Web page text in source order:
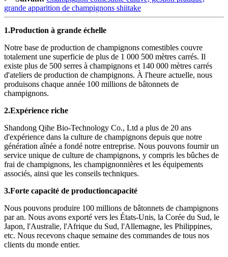
grande apparition de champignons shiitake
1.Production à grande échelle
Notre base de production de champignons comestibles couvre
totalement une superficie de plus de 1 000 500 mètres carrés. Il
existe plus de 500 serres à champignons et 140 000 mètres carrés
d'ateliers de production de champignons. À l'heure actuelle, nous
produisons chaque année 100 millions de bâtonnets de
champignons.
2.Expérience riche
Shandong Qihe Bio-Technology Co., Ltd a plus de 20 ans
d'expérience dans la culture de champignons depuis que notre
génération aînée a fondé notre entreprise. Nous pouvons fournir un
service unique de culture de champignons, y compris les bûches de
frai de champignons, les champignonnières et les équipements
associés, ainsi que les conseils techniques.
3.Forte capacité de productioncapacité
Nous pouvons produire 100 millions de bâtonnets de champignons
par an. Nous avons exporté vers les États-Unis, la Corée du Sud, le
Japon, l'Australie, l'Afrique du Sud, l'Allemagne, les Philippines,
etc. Nous recevons chaque semaine des commandes de tous nos
clients du monde entier.